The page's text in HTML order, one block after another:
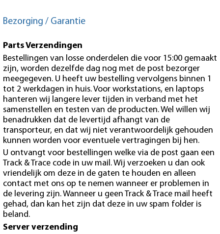
Bezorging / Garantie
Parts Verzendingen
Bestellingen van losse onderdelen die voor 15:00 gemaakt
zijn, worden dezelfde dag nog met de post bezorger
meegegeven. U heeft uw bestelling vervolgens binnen 1
tot 2 werkdagen in huis. Voor workstations, en laptops
hanteren wij langere lever tijden in verband met het
samenstellen en testen van de producten. Wel willen wij
benadrukken dat de levertijd afhangt van de
transporteur, en dat wij niet verantwoordelijk gehouden
kunnen worden voor eventuele vertragingen bij hen.
U ontvangt voor bestellingen welke via de post gaan een
Track & Trace code in uw mail. Wij verzoeken u dan ook
vriendelijk om deze in de gaten te houden en alleen
contact met ons op te nemen wanneer er problemen in
de levering zijn. Wanneer u geen Track & Trace mail heeft
gehad, dan kan het zijn dat deze in uw spam folder is
beland.
Server verzending